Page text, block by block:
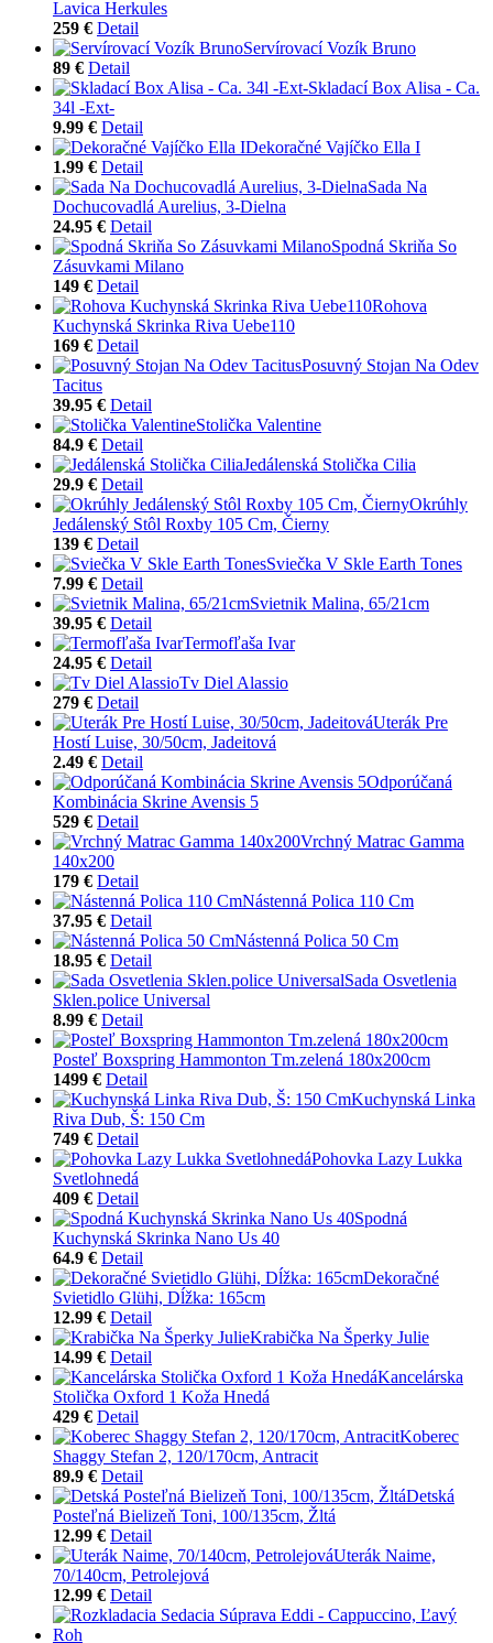
Lavica Herkules
259 € Detail
Servírovací Vozík Bruno
89 € Detail
Skladací Box Alisa - Ca.
34l -Ext-
9.99 € Detail
Dekoračné Vajíčko Ella I
1.99 € Detail
Sada Na
Dochucovadlá Aurelius, 3-Dielna
24.95 € Detail
Spodná Skriňa So
Zásuvkami Milano
149 € Detail
Rohova
Kuchynská Skrinka Riva Uebe110
169 € Detail
Posuvný Stojan Na Odev
Tacitus
39.95 € Detail
Stolička Valentine
84.9 € Detail
Jedálenská Stolička Cilia
29.9 € Detail
Okrúhly
Jedálenský Stôl Roxby 105 Cm, Čierny
139 € Detail
Sviečka V Skle Earth Tones
7.99 € Detail
Svietnik Malina, 65/21cm
39.95 € Detail
Termofľaša Ivar
24.95 € Detail
Tv Diel Alassio
279 € Detail
Uterák Pre
Hostí Luise, 30/50cm, Jadeitová
2.49 € Detail
Odporúčaná
Kombinácia Skrine Avensis 5
529 € Detail
Vrchný Matrac Gamma
140x200
179 € Detail
Nástenná Polica 110 Cm
37.95 € Detail
Nástenná Polica 50 Cm
18.95 € Detail
Sada Osvetlenia
Sklen.police Universal
8.99 € Detail
Posteľ Boxspring Hammonton Tm.zelená 180x200cm
1499 € Detail
Kuchynská Linka
Riva Dub, Š: 150 Cm
749 € Detail
Pohovka Lazy Lukka
Svetlohnedá
409 € Detail
Spodná
Kuchynská Skrinka Nano Us 40
64.9 € Detail
Dekoračné
Svietidlo Glühi, Dĺžka: 165cm
12.99 € Detail
Krabička Na Šperky Julie
14.99 € Detail
Kancelárska
Stolička Oxford 1 Koža Hnedá
429 € Detail
Koberec
Shaggy Stefan 2, 120/170cm, Antracit
89.9 € Detail
Detská
Posteľná Bielizeň Toni, 100/135cm, Žltá
12.99 € Detail
Uterák Naime,
70/140cm, Petrolejová
12.99 € Detail